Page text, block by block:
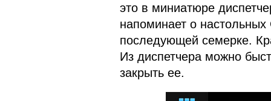
это в миниатюре
напоминает о
последующей семерке.
Из диспетчера можно
закрыть ее.